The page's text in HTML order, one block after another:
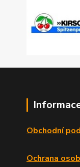
Obchodní
Ochrana